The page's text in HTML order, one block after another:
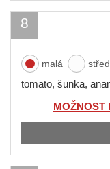
malá
tomato, šunka,
MOŽNOST
8